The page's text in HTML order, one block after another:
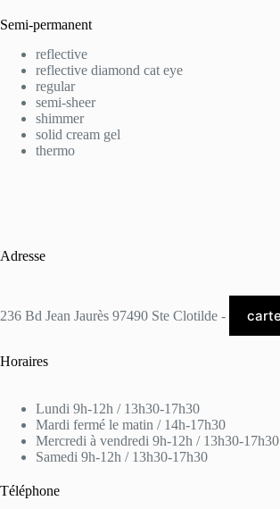
Semi-permanent
reflective
reflective diamond cat eye
regular
semi-sheer
shimmer
solid cream gel
thermo
Adresse
236 Bd Jean Jaurès 97490 Ste Clotilde - carte
Horaires
Lundi 9h-12h / 13h30-17h30
Mardi fermé le matin / 14h-17h30
Mercredi à vendredi 9h-12h / 13h30-17h30
Samedi 9h-12h / 13h30-17h30
Téléphone